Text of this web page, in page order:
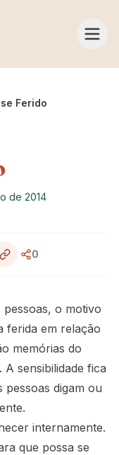
Ferido
de 2014
0
o motivo
ferida em relação
memórias do
sensibilidade fica
pessoas digam ou
internamente.
que possa se